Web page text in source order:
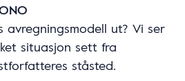
avregningsmodell ut? Vi ser
situasjon sett fra
ståsted.